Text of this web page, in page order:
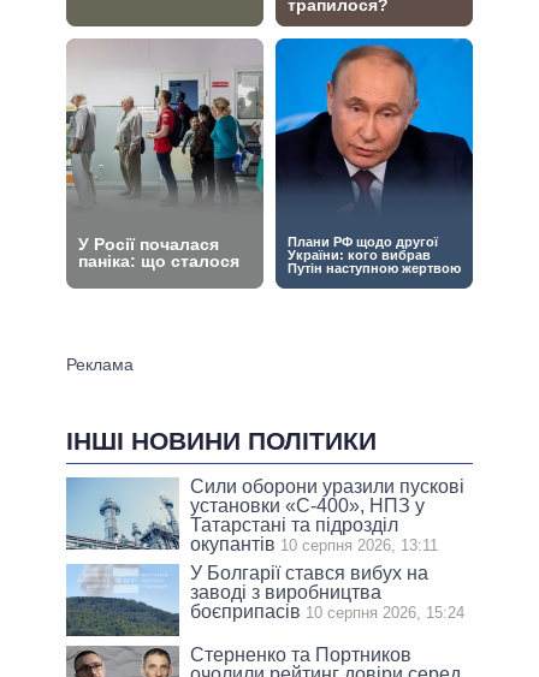
ІНШІ НОВИНИ ПОЛІТИКИ
Сили оборони уразили пускові
установки «С-400», НПЗ у
Татарстані та підрозділ
окупантів 10 серпня 2026, 13:11
У Болгарії стався вибух на
заводі з виробництва
боєприпасів 10 серпня 2026, 15:24
Стерненко та Портников